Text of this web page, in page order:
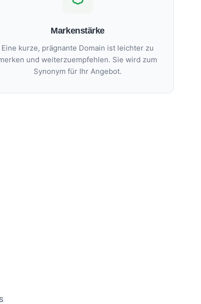
Markenstärke
Eine kurze, prägnante Domain ist leichter zu
und weiterzuempfehlen. Sie wird zum
Synonym für Ihr Angebot.